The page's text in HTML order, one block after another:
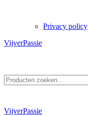
Privacy policy
VijverPassie
naar:
VijverPassie